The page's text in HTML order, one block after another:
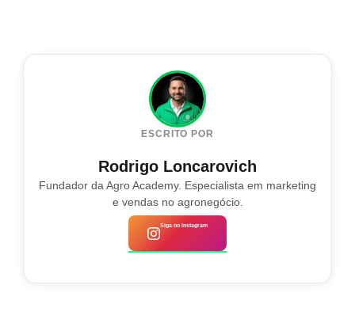
ESCRITO POR
Rodrigo Loncarovich
Fundador da Agro Academy. Especialista em marketing
e vendas no agronegócio.
Siga no Instagram